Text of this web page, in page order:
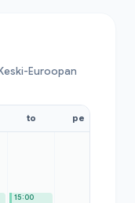
Euroopan
to
15:00
pe